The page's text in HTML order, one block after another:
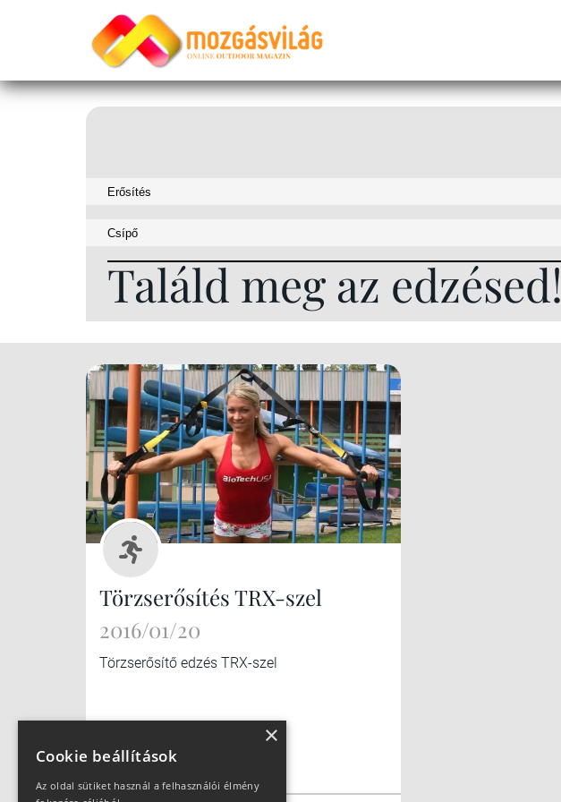
Találd meg az edzésed!
Törzserősítés TRX-szel
2016/01/20
Törzserősítő edzés TRX-szel
×
Cookie beállítások
Az oldal sütiket használ a felhasználói élmény